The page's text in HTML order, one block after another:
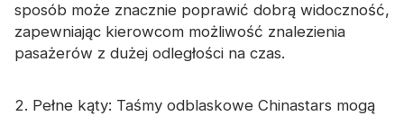
sposób może znacznie poprawić dobrą widoczność,
zapewniając kierowcom możliwość znalezienia
pasażerów z dużej odległości na czas.
2. Pełne kąty: Taśmy odblaskowe Chinastars mogą